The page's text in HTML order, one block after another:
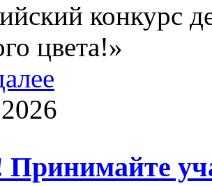
конкурс
цвета!»
Принимайте